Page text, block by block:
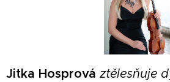
Jitka Hosprová ztělesňuje